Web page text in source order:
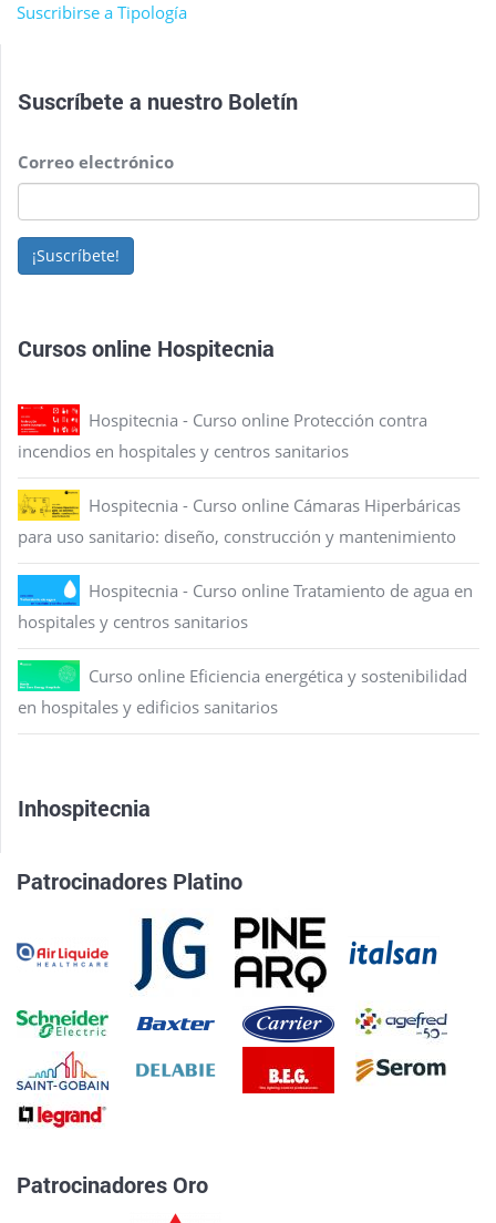
Suscribirse a Tipología
Suscríbete a nuestro Boletín
Correo electrónico
¡Suscríbete!
Cursos online Hospitecnia
Hospitecnia - Curso online Protección contra
incendios en hospitales y centros sanitarios
Hospitecnia - Curso online Cámaras Hiperbáricas
para uso sanitario: diseño, construcción y mantenimiento
Hospitecnia - Curso online Tratamiento de agua en
hospitales y centros sanitarios
Curso online Eficiencia energética y sostenibilidad
en hospitales y edificios sanitarios
Inhospitecnia
Patrocinadores Platino
Patrocinadores Oro